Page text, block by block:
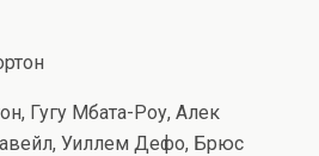
Гугу Мбата-Роу, Алек
Уиллем Дефо, Брюс